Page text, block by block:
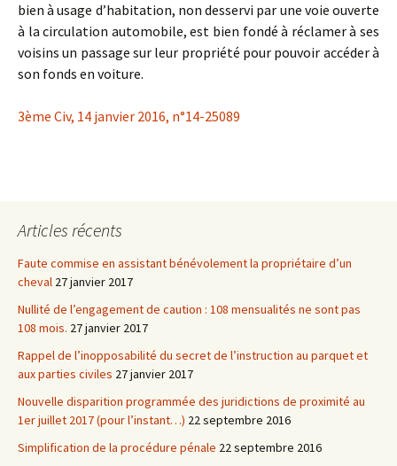
bien à usage d’habitation, non desservi par une voie ouverte
à la circulation automobile, est bien fondé à réclamer à ses
voisins un passage sur leur propriété pour pouvoir accéder à
son fonds en voiture.
3ème Civ, 14 janvier 2016, n°14-25089
Articles récents
Faute commise en assistant bénévolement la propriétaire d’un
cheval 27 janvier 2017
Nullité de l’engagement de caution : 108 mensualités ne sont pas
108 mois. 27 janvier 2017
Rappel de l’inopposabilité du secret de l’instruction au parquet et
aux parties civiles 27 janvier 2017
Nouvelle disparition programmée des juridictions de proximité au
1er juillet 2017 (pour l’instant…) 22 septembre 2016
Simplification de la procédure pénale 22 septembre 2016